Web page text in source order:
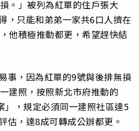
。」被列為紅單的住戶張大
，只能和弟弟一家共6口人擠在
他積極推動都更，希望趕快結
事，因為紅單的9號與後排無損
建照，按照新北市府推動的
」，規定必須同一建照社區達5
估，達8成可轉成公辦都更。